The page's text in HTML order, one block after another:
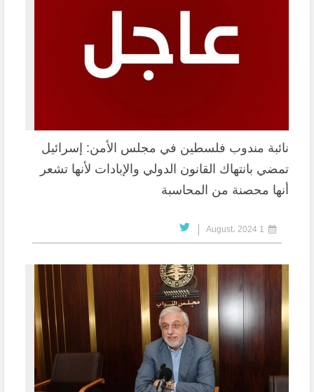
نائبة مندوب فلسطين في مجلس الأمن: إسرائيل
تمضي بانتهاك القانون الدولي والإبادات لأنها تشعر
أنها محصنة من المحاسبة